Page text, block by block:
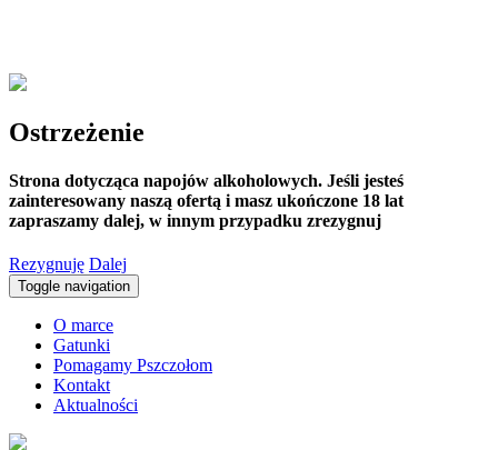
Ostrzeżenie
Strona dotycząca napojów alkoholowych. Jeśli jesteś
zainteresowany naszą ofertą i masz ukończone 18 lat
zapraszamy dalej, w innym przypadku zrezygnuj
Rezygnuję Dalej
Toggle navigation
O marce
Gatunki
Pomagamy Pszczołom
Kontakt
Aktualności